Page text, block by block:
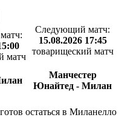
матч
Следующий матч:
15.08.2026 17:45
товарищеский матч
Манчестер
Юнайтед - Милан
остаться в Миланелло